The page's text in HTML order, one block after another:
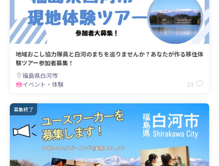
地域おこし協力隊員と白河のまちを巡りませんか？あなたが作る移住体
験ツアー参加者募集！
福島県白河市
イベント・体験
23
募集終了